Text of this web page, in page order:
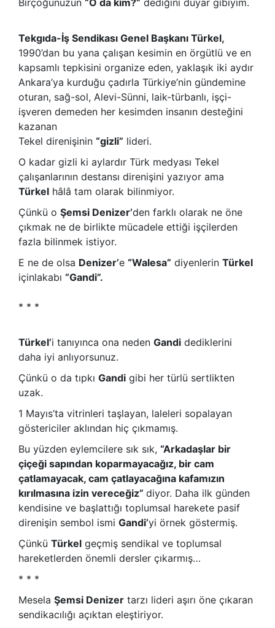
Tekgıda-İş Sendikası Genel Başkanı Türkel,
1990’dan bu yana çalışan kesimin en örgütlü ve en
kapsamlı tepkisini organize eden, yaklaşık iki aydır
Ankara’ya kurduğu çadırla Türkiye’nin gündemine
oturan, sağ-sol, Alevi-Sünni, laik-türbanlı, işçi-
işveren demeden her kesimden insanın desteğini
kazanan
Tekel direnişinin “gizli” lideri.
O kadar gizli ki aylardır Türk medyası Tekel
çalışanlarının destansı direnişini yazıyor ama
Türkel hâlâ tam olarak bilinmiyor.
Çünkü o Şemsi Denizer’den farklı olarak ne öne
çıkmak ne de birlikte mücadele ettiği işçilerden
fazla bilinmek istiyor.
E ne de olsa Denizer’e “Walesa” diyenlerin Türkel
içinlakabı “Gandi”.
* * *
Türkel’i tanıyınca ona neden Gandi dediklerini
daha iyi anlıyorsunuz.
Çünkü o da tıpkı Gandi gibi her türlü sertlikten
uzak.
1 Mayıs’ta vitrinleri taşlayan, laleleri sopalayan
göstericiler aklından hiç çıkmamış.
Bu yüzden eylemcilere sık sık, “Arkadaşlar bir
çiçeği sapından koparmayacağız, bir cam
çatlamayacak, cam çatlayacağına kafamızın
kırılmasına izin vereceğiz” diyor. Daha ilk günden
kendisine ve başlattığı toplumsal harekete pasif
direnişin sembol ismi Gandi’yi örnek göstermiş.
Çünkü Türkel geçmiş sendikal ve toplumsal
hareketlerden önemli dersler çıkarmış…
* * *
Mesela Şemsi Denizer tarzı lideri aşırı öne çıkaran
sendikacılığı açıktan eleştiriyor.